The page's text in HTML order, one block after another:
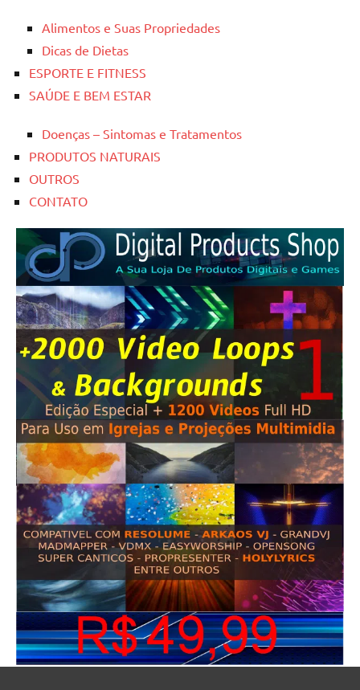
Alimentos e Suas Propriedades
Dicas de Dietas
ESPORTE E FITNESS
SAÚDE E BEM ESTAR
Doenças – Sintomas e Tratamentos
PRODUTOS NATURAIS
OUTROS
CONTATO